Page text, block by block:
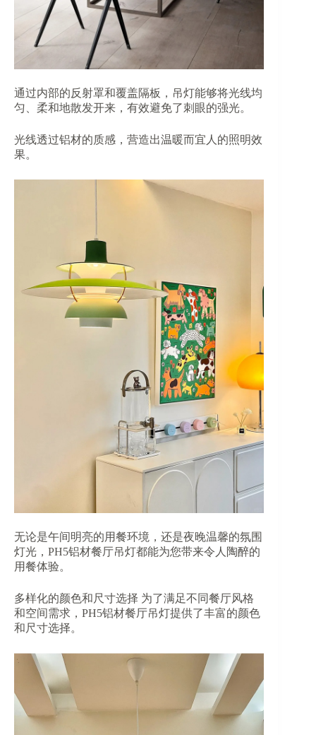
通过内部的反射罩和覆盖隔板，吊灯能够将光线均
匀、柔和地散发开来，有效避免了刺眼的强光。
光线透过铝材的质感，营造出温暖而宜人的照明效
果。
无论是午间明亮的用餐环境，还是夜晚温馨的氛围
灯光，PH5铝材餐厅吊灯都能为您带来令人陶醉的
用餐体验。
多样化的颜色和尺寸选择 为了满足不同餐厅风格
和空间需求，PH5铝材餐厅吊灯提供了丰富的颜色
和尺寸选择。